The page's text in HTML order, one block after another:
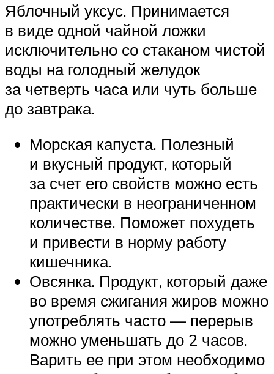
Яблочный уксус. Принимается
в виде одной чайной ложки
исключительно со стаканом чистой
воды на голодный желудок
за четверть часа или чуть больше
до завтрака.
Морская капуста. Полезный
и вкусный продукт, который
за счет его свойств можно есть
практически в неограниченном
количестве. Поможет похудеть
и привести в норму работу
кишечника.
Овсянка. Продукт, который даже
во время сжигания жиров можно
употреблять часто — перерыв
можно уменьшать до 2 часов.
Варить ее при этом необходимо